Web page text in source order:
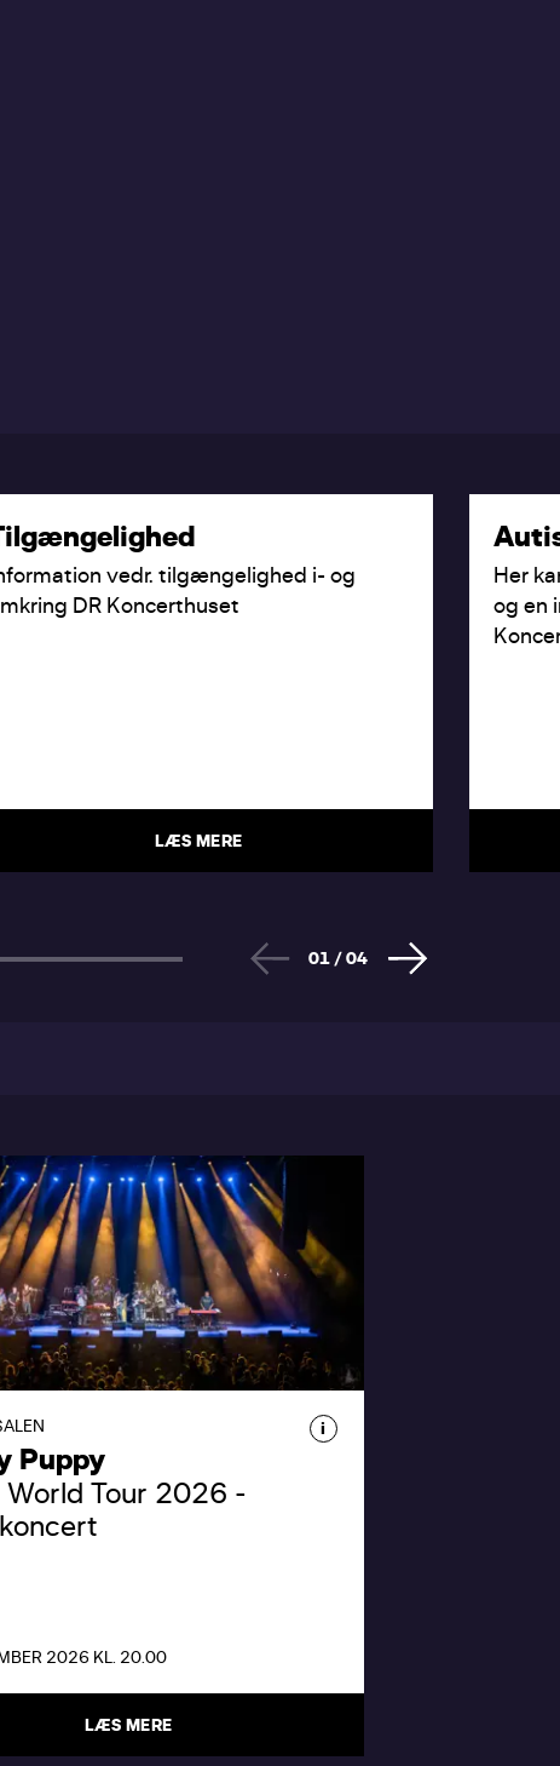
vedr. tilgængelighed i- og
DR Koncerthuset
LÆS MERE
Her
og en
01 /04
Puppy
World Tour 2026 -
i
2026 KL. 20.00
LÆS MERE
PUPPY
PUPPY
Puppy, femdobbelte
vindere, gæster DR
og fylder Koncertsalen
lyd.